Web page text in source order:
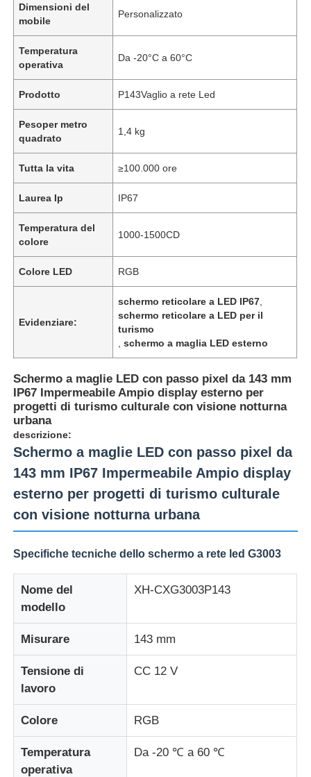
Prodotti
Chi Siamo
Dimensioni del
mobile
Personalizzato
Temperatura
operativa
Da -20°C a 60°C
Prodotto P143Vaglio a rete Led
Pesoper metro
quadrato
1,4 kg
Tutta la vita ≥100.000 ore
Laurea Ip IP67
Temperatura del
colore
1000-1500CD
Colore LED RGB
Evidenziare:
schermo reticolare a LED IP67
schermo reticolare a LED per il
turismo
,schermo a maglia LED esterno
Schermo a maglie LED con passo pixel da 143 mm
IP67 Impermeabile Ampio display esterno per
progetti di turismo culturale con visione notturna
urbana
descrizione:
Schermo a maglie LED con passo pixel da
143 mm IP67 Impermeabile Ampio display
esterno per progetti di turismo culturale
con visione notturna urbana
Specifiche tecniche dello schermo a rete led G3003
Nome del
modello
XH-CXG3003P143
Misurare 143 mm
Tensione di
lavoro
CC 12 V
Colore RGB
Temperatura
operativa
Da -20 ℃ a 60 ℃